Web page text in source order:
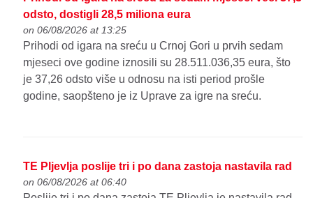
odsto, dostigli 28,5 miliona eura
on 06/08/2026 at 13:25
Prihodi od igara na sreću u Crnoj Gori u prvih sedam
mjeseci ove godine iznosili su 28.511.036,35 eura, što
je 37,26 odsto više u odnosu na isti period prošle
godine, saopšteno je iz Uprave za igre na sreću.
TE Pljevlja poslije tri i po dana zastoja nastavila rad
on 06/08/2026 at 06:40